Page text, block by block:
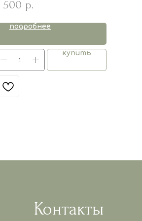
500 р.
подробнее
купить
Контакты